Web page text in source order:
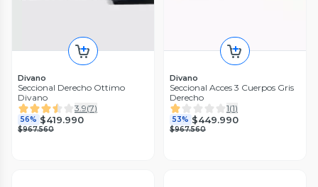
Divano
Seccional Derecho Ottimo
Divano
3.9(7)
56% $419.990
$967.560
Divano
Seccional Acces 3 Cuerpos Gris
Derecho
1(1)
53% $449.990
$967.560